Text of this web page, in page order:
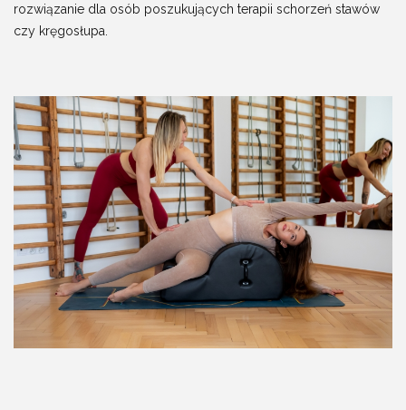
rozwiązanie dla osób poszukujących terapii schorzeń stawów
czy kręgosłupa.